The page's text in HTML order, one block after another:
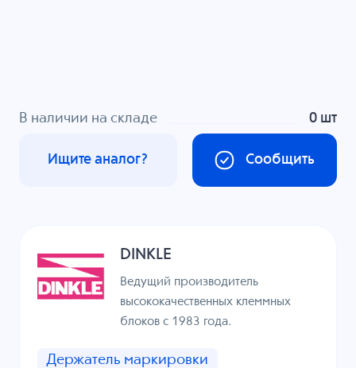
В наличии на складе 0 шт
Сообщить
Ищите аналог?
DINKLE
Ведущий производитель
высококачественных клеммных
блоков с 1983 года.
Держатель маркировки